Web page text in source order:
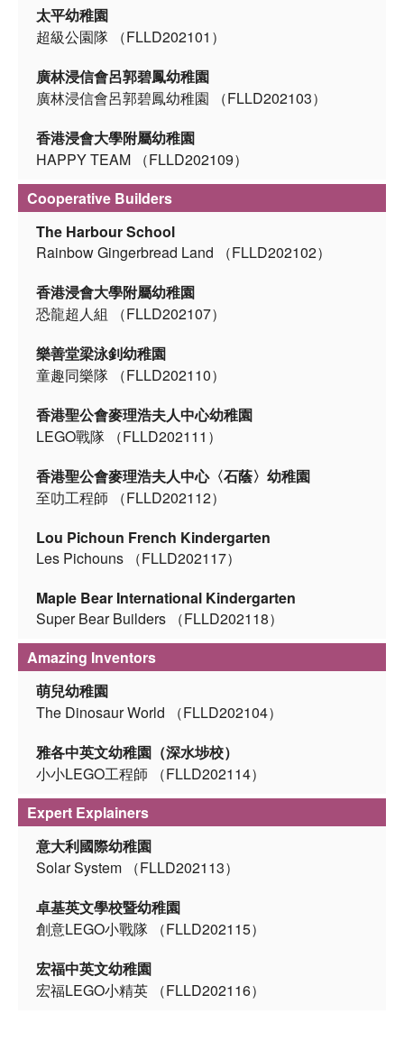
太平幼稚園
超級公園隊 （FLLD202101）
廣林浸信會呂郭碧鳳幼稚園
廣林浸信會呂郭碧鳳幼稚園 （FLLD202103）
香港浸會大學附屬幼稚園
HAPPY TEAM （FLLD202109）
Cooperative Builders
The Harbour School
Rainbow Gingerbread Land （FLLD202102）
香港浸會大學附屬幼稚園
恐龍超人組 （FLLD202107）
樂善堂梁泳釗幼稚園
童趣同樂隊 （FLLD202110）
香港聖公會麥理浩夫人中心幼稚園
LEGO戰隊 （FLLD202111）
香港聖公會麥理浩夫人中心〈石蔭〉幼稚園
至叻工程師 （FLLD202112）
Lou Pichoun French Kindergarten
Les Pichouns （FLLD202117）
Maple Bear International Kindergarten
Super Bear Builders （FLLD202118）
Amazing Inventors
萌兒幼稚園
The Dinosaur World （FLLD202104）
雅各中英文幼稚園（深水埗校）
小小LEGO工程師 （FLLD202114）
Expert Explainers
意大利國際幼稚園
Solar System （FLLD202113）
卓基英文學校暨幼稚園
創意LEGO小戰隊 （FLLD202115）
宏福中英文幼稚園
宏福LEGO小精英 （FLLD202116）